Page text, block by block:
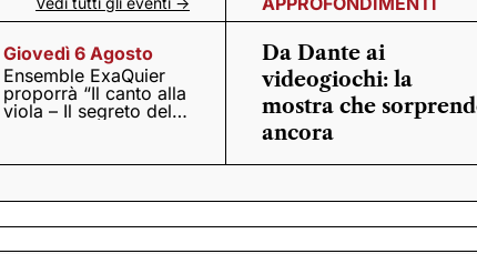
Giovedì 6 Agosto
Ensemble ExaQuier
proporrà “Il canto alla
viola – Il segreto del
Da Dante ai
videogiochi: la
mostra che
ancora